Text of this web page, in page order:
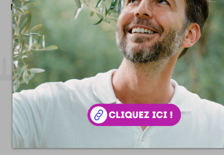
Monaco - Photographe - Responsable Com' #COMTERR
Beaulieu-sur-Mer- 06 32 64 61 33